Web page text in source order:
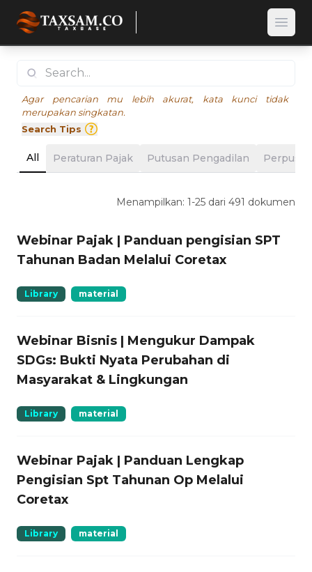
Agar pencarian mu lebih akurat, kata kunci tidak
merupakan singkatan.
Search Tips
All Peraturan Pajak Putusan Pengadilan
Menampilkan: 1-25 dari 491 dokumen
Webinar Pajak | Panduan pengisian SPT
Tahunan Badan Melalui Coretax
Library material
Webinar Bisnis | Mengukur Dampak
SDGs: Bukti Nyata Perubahan di
Masyarakat & Lingkungan
Library material
Webinar Pajak | Panduan Lengkap
Pengisian Spt Tahunan Op Melalui
Coretax
Library material